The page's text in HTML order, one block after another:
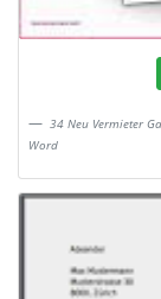
34 Neu Vermieter
Word